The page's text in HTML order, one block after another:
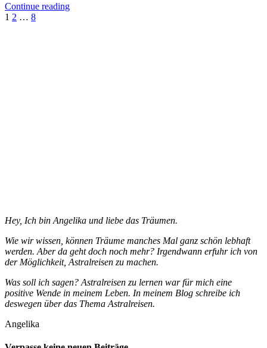
Continue reading
Seitennummerierung
1 2 … 8
Hey, Ich bin Angelika und liebe das Träumen.
Wie wir wissen, können Träume manches Mal ganz schön lebhaft
werden. Aber da geht doch noch mehr? Irgendwann erfuhr ich von
der Möglichkeit, Astralreisen zu machen.
Was soll ich sagen? Astralreisen zu lernen war für mich eine
positive Wende in meinem Leben. In meinem Blog schreibe ich
deswegen über das Thema Astralreisen.
Angelika